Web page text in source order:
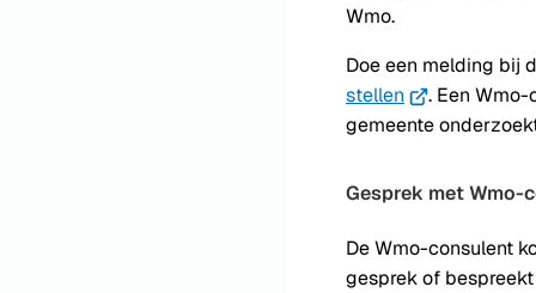
Wmo.
Doe een melding bij
stellen (Verwijst
naar
externe
. Een
gemeente
Gesprek met Wmo-
De Wmo-consulent
gesprek of